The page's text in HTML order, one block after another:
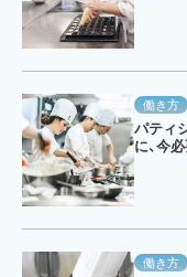
働き方
パティ
に、今
働き方